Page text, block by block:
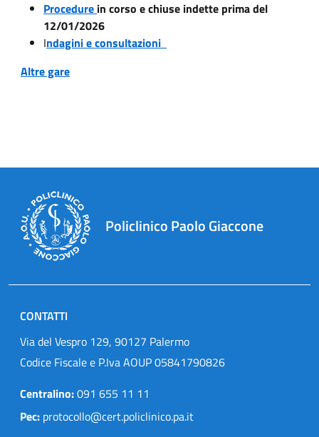
Procedure in corso e chiuse indette prima del
12/01/2026
Indagini e consultazioni
Altre gare
Policlinico Paolo Giaccone
CONTATTI
Via del Vespro 129, 90127 Palermo
Codice Fiscale e P.Iva AOUP 05841790826
Centralino:091 655 11 11
Pec: protocollo@cert.policlinico.pa.it